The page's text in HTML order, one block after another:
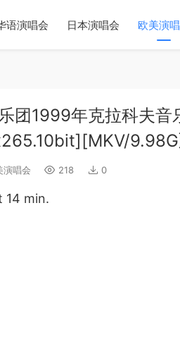
语演唱会 日本演唱会 欧美演
团1999年克拉科夫
演唱会 218 0
14 min.